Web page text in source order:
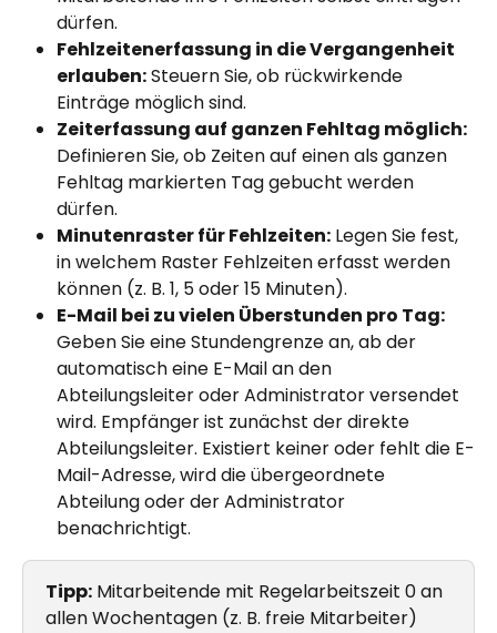
dürfen.
Fehlzeitenerfassung in die Vergangenheit
erlauben: Steuern Sie, ob rückwirkende
Einträge möglich sind.
Zeiterfassung auf ganzen Fehltag möglich:
Definieren Sie, ob Zeiten auf einen als ganzen
Fehltag markierten Tag gebucht werden
dürfen.
Minutenraster für Fehlzeiten: Legen Sie fest,
in welchem Raster Fehlzeiten erfasst werden
können (z. B. 1, 5 oder 15 Minuten).
E-Mail bei zu vielen Überstunden pro Tag:
Geben Sie eine Stundengrenze an, ab der
automatisch eine E-Mail an den
Abteilungsleiter oder Administrator versendet
wird. Empfänger ist zunächst der direkte
Abteilungsleiter. Existiert keiner oder fehlt die E-
Mail-Adresse, wird die übergeordnete
Abteilung oder der Administrator
benachrichtigt.
Tipp: Mitarbeitende mit Regelarbeitszeit 0 an
allen Wochentagen (z. B. freie Mitarbeiter)